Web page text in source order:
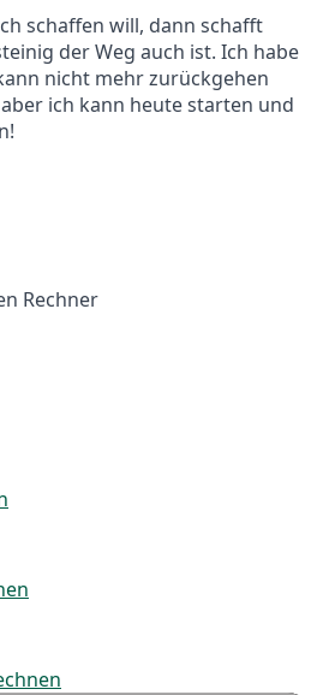
schaffen will, dann schafft
der Weg auch ist. Ich habe
nicht mehr zurückgehen
ich kann heute starten und
Rechner